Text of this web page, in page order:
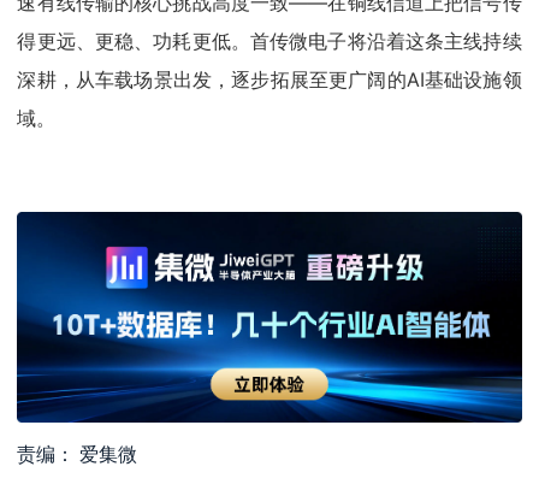
得更远、更稳、功耗更低。首传微电子将沿着这条主线持续
深耕，从车载场景出发，逐步拓展至更广阔的AI基础设施领
域。
责编： 爱集微